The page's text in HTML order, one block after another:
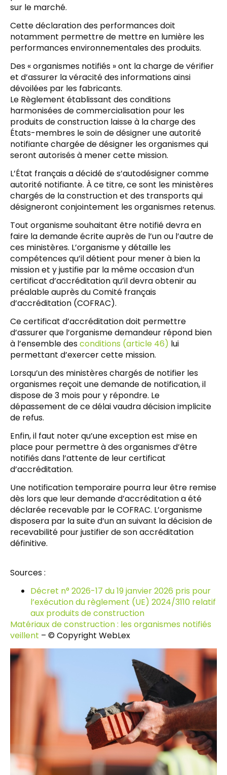
sur le marché.
Cette déclaration des performances doit
notamment permettre de mettre en lumière les
performances environnementales des produits.
Des « organismes notifiés » ont la charge de vérifier
et d’assurer la véracité des informations ainsi
dévoilées par les fabricants.
Le Règlement établissant des conditions
harmonisées de commercialisation pour les
produits de construction laisse à la charge des
États-membres le soin de désigner une autorité
notifiante chargée de désigner les organismes qui
seront autorisés à mener cette mission.
L’État français a décidé de s’autodésigner comme
autorité notifiante. À ce titre, ce sont les ministères
chargés de la construction et des transports qui
désigneront conjointement les organismes retenus.
Tout organisme souhaitant être notifié devra en
faire la demande écrite auprès de l’un ou l’autre de
ces ministères. L’organisme y détaille les
compétences qu’il détient pour mener à bien la
mission et y justifie par la même occasion d’un
certificat d’accréditation qu’il devra obtenir au
préalable auprès du Comité français
d’accréditation (COFRAC).
Ce certificat d’accréditation doit permettre
d’assurer que l’organisme demandeur répond bien
à l’ensemble desconditions (article 46) lui
permettant d’exercer cette mission.
Lorsqu’un des ministères chargés de notifier les
organismes reçoit une demande de notification, il
dispose de 3 mois pour y répondre. Le
dépassement de ce délai vaudra décision implicite
de refus.
Enfin, il faut noter qu’une exception est mise en
place pour permettre à des organismes d’être
notifiés dans l’attente de leur certificat
d’accréditation.
Une notification temporaire pourra leur être remise
dès lors que leur demande d’accréditation a été
déclarée recevable par le COFRAC. L’organisme
disposera par la suite d’un an suivant la décision de
recevabilité pour justifier de son accréditation
définitive.
Sources :
Décret n° 2026-17 du 19 janvier 2026 pris pour
l’exécution du règlement (UE) 2024/3110 relatif
aux produits de construction
Matériaux de construction : les organismes notifiés
veillent – © Copyright WebLex